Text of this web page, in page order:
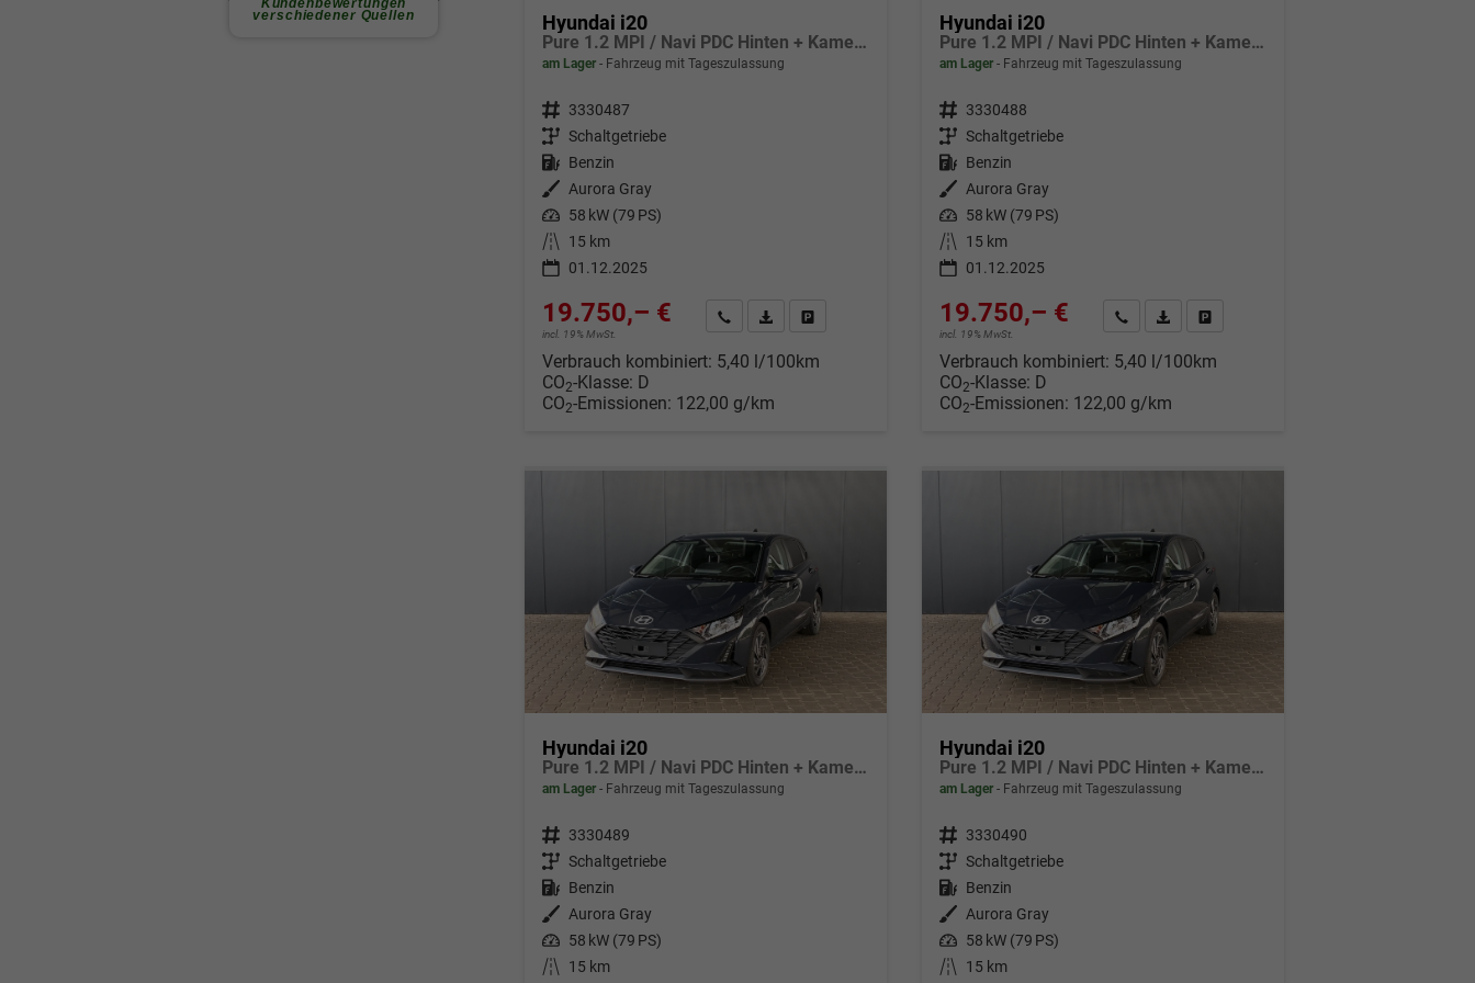
Hyundai i20
Pure 1.2 MPI / Navi PDC Hinten + Kamera Abgedunkelte Scheiben Tempomat Alu 16"
am Lager Fahrzeug mit Tageszulassung
Fahrzeugnr. 3330487
Getriebe Schaltgetriebe
Kraftstoff Benzin
Außenfarbe Aurora Gray
Leistung 58 kW (79 PS)
Kilometerstand
15 km
01.12.2025
19.750,– €
incl. 19% MwSt.
Wir rufen Sie an
Fahrzeugexposé (PDF)
Fahrzeug parken
Verbrauch kombiniert: 5,40 l/100km
CO2-Klasse: D
CO2-Emissionen: 122,00 g/km
Hyundai i20
Pure 1.2 MPI / Navi PDC Hinten + Kamera Abgedunkelte Scheiben Tempomat Alu 16"
am Lager Fahrzeug mit Tageszulassung
Fahrzeugnr. 3330488
Getriebe Schaltgetriebe
Kraftstoff Benzin
Außenfarbe Aurora Gray
Leistung 58 kW (79 PS)
Kilometerstand
15 km
01.12.2025
19.750,– €
incl. 19% MwSt.
Wir rufen Sie an
Fahrzeugexposé (PDF)
Fahrzeug parken
Verbrauch kombiniert: 5,40 l/100km
CO2-Klasse: D
CO2-Emissionen: 122,00 g/km
Hyundai i20
Pure 1.2 MPI / Navi PDC Hinten + Kamera Abgedunkelte Scheiben Tempomat Alu 16"
am Lager Fahrzeug mit Tageszulassung
Fahrzeugnr. 3330489
Getriebe Schaltgetriebe
Kraftstoff Benzin
Außenfarbe Aurora Gray
Leistung 58 kW (79 PS)
Kilometerstand
15 km
Hyundai i20
Pure 1.2 MPI / Navi PDC Hinten + Kamera Abgedunkelte Scheiben Tempomat Alu 16"
am Lager Fahrzeug mit Tageszulassung
Fahrzeugnr. 3330490
Getriebe Schaltgetriebe
Kraftstoff Benzin
Außenfarbe Aurora Gray
Leistung 58 kW (79 PS)
Kilometerstand
15 km